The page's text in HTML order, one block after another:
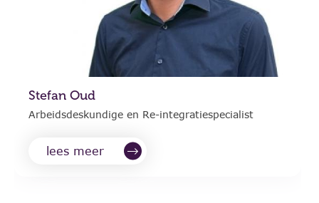
Stefan Oud
Arbeidsdeskundige en Re-integratiespecialist
lees meer